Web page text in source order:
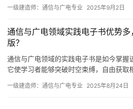
一级建造师：通信与广电专业 2025年9月2日
通信与广电领域实践电子书优势
版？
通信与广电领域的实践电子书是如今掌握
它使学习者能够突破时空束缚，自由获取
一级建造师：通信与广电专业 2025年8月24日